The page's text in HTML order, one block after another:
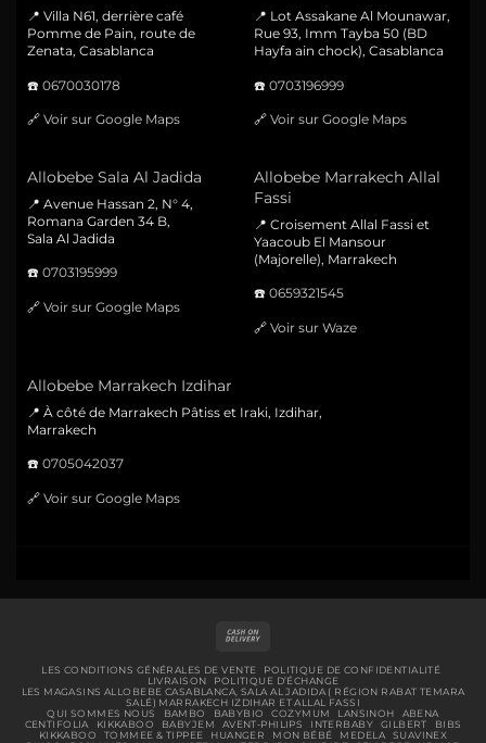
📍 Villa N61, derrière café
Pomme de Pain, route de
Zenata, Casablanca
☎️ 0670030178
🔗 Voir sur Google Maps
📍 Lot Assakane Al Mounawar,
Rue 93, Imm Tayba 50 (BD
Hayfa ain chock), Casablanca
☎️ 0703196999
🔗 Voir sur Google Maps
Allobebe Sala Al Jadida
📍 Avenue Hassan 2, N° 4,
Romana Garden 34 B,
Sala Al Jadida
☎️ 0703195999
🔗 Voir sur Google Maps
Allobebe Marrakech Allal
Fassi
📍 Croisement Allal Fassi et
Yaacoub El Mansour
(Majorelle), Marrakech
☎️ 0659321545
🔗 Voir sur Waze
Allobebe Marrakech Izdihar
📍 À côté de Marrakech Pâtiss et Iraki, Izdihar,
Marrakech
☎️ 0705042037
🔗 Voir sur Google Maps
Delivery
LES CONDITIONS GÉNÉRALES DE VENTE
POLITIQUE DE CONFIDENTIALITÉ
LIVRAISON
POLITIQUE D’ÉCHANGE
LES MAGASINS ALLOBEBE CASABLANCA, SALA AL JADIDA ( RÉGION RABAT TEMARA
SALÉ) MARRAKECH IZDIHAR ET ALLAL FASSI
QUI SOMMES NOUS
BAMBO BABYBIO COZYMUM LANSINOH
ABENA
CENTIFOLIA
KIKKABOO BABYJEM AVENT-PHILIPS INTERBABY GILBERT
BIBS
KIKKABOO
TOMMEE & TIPPEE HUANGER MON BÉBÉ MEDELA
SUAVINEX